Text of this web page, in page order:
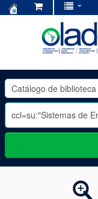
OLADE
-